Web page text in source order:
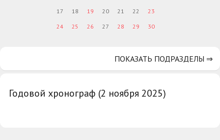
Годовой хронограф (2 ноября 2025)
17 18 19 20 21 22 23
24 25 26 27 28 29 30
ПОКАЗАТЬ ПОДРАЗДЕЛЫ ⇒